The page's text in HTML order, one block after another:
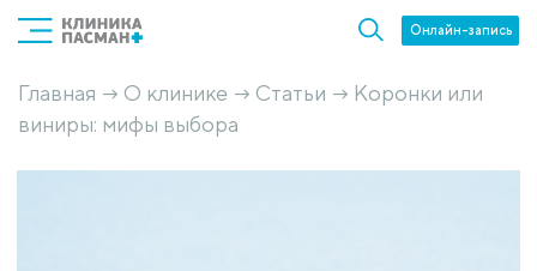
Онлайн-запись
Главная → О клинике → Статьи → Коронки или
виниры: мифы выбора